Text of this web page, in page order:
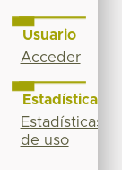
Usuario
Acceder
Estadísticas
Estadísticas
de uso